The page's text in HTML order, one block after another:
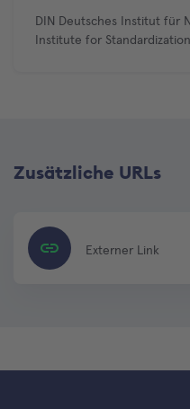
DIN Deutsches Institut für
Institute for Standardization
Zusätzliche URLs
Externer Link